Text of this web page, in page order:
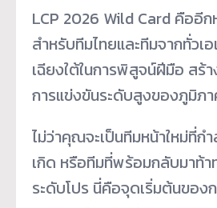
LCP 2026 Wild Card คืออี
สำหรับทีมไทยและทีมจากทั่วเ
เฉียงใต้ในการพิสูจน์ฝีมือ สร้
การแข่งขันระดับสูงของภูมิภ
ไม่ว่าคุณจะเป็นทีมหน้าใหม่ที่ก
เกิด หรือทีมที่พร้อมกลับมาท้า
ระดับโปร นี่คือจุดเริ่มต้นของ